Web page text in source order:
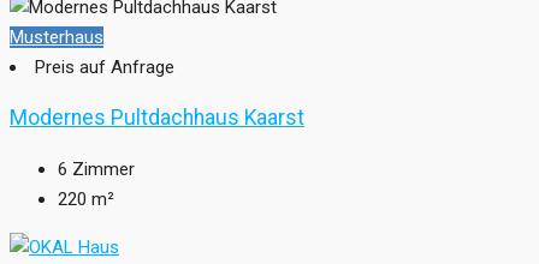
Musterhaus
Preis auf Anfrage
Modernes Pultdachhaus Kaarst
6 Zimmer
220 m²